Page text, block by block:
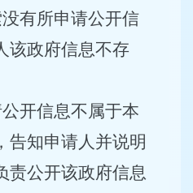
有所申请公开信
该政府信息不存
开信息不属于本
告知申请人并说明
责公开该政府信息